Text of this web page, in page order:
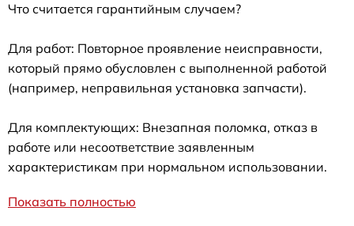
Что считается гарантийным случаем?
Для работ: Повторное проявление неисправности,
который прямо обусловлен с выполненной работой
(например, неправильная установка запчасти).
Для комплектующих: Внезапная поломка, отказ в
работе или несоответствие заявленным
характеристикам при нормальном использовании.
Показать полностью